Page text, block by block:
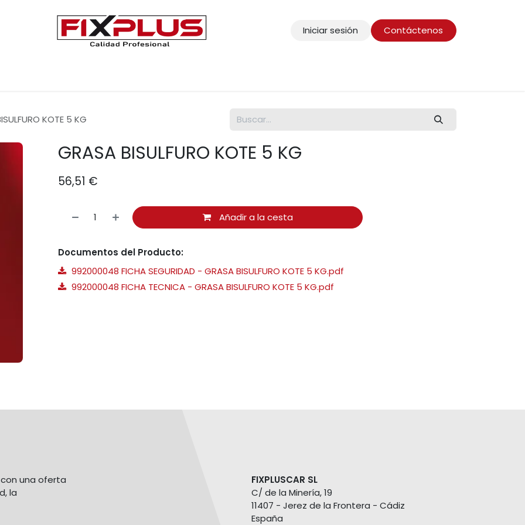
Iniciar sesión Contáctenos
KOTE 5 KG
GRASA BISULFURO KOTE 5 KG
56,51 €
Añadir a la cesta
Documentos del Producto:
992000048 FICHA SEGURIDAD - GRASA BISULFURO KOTE 5 KG.pdf
992000048 FICHA TECNICA - GRASA BISULFURO KOTE 5 KG.pdf
una oferta
la
FIXPLUSCAR SL
C/ de la Minería, 19
11407 - Jerez de la Frontera - Cádiz
España